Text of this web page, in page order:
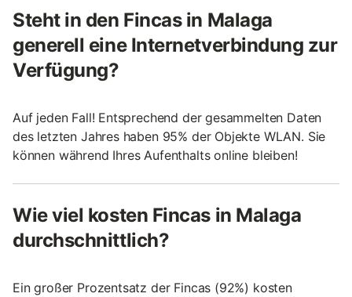
Steht in den Fincas in Malaga
generell eine Internetverbindung zur
Verfügung?
Auf jeden Fall! Entsprechend der gesammelten Daten
des letzten Jahres haben 95% der Objekte WLAN. Sie
können während Ihres Aufenthalts online bleiben!
Wie viel kosten Fincas in Malaga
durchschnittlich?
Ein großer Prozentsatz der Fincas (92%) kosten